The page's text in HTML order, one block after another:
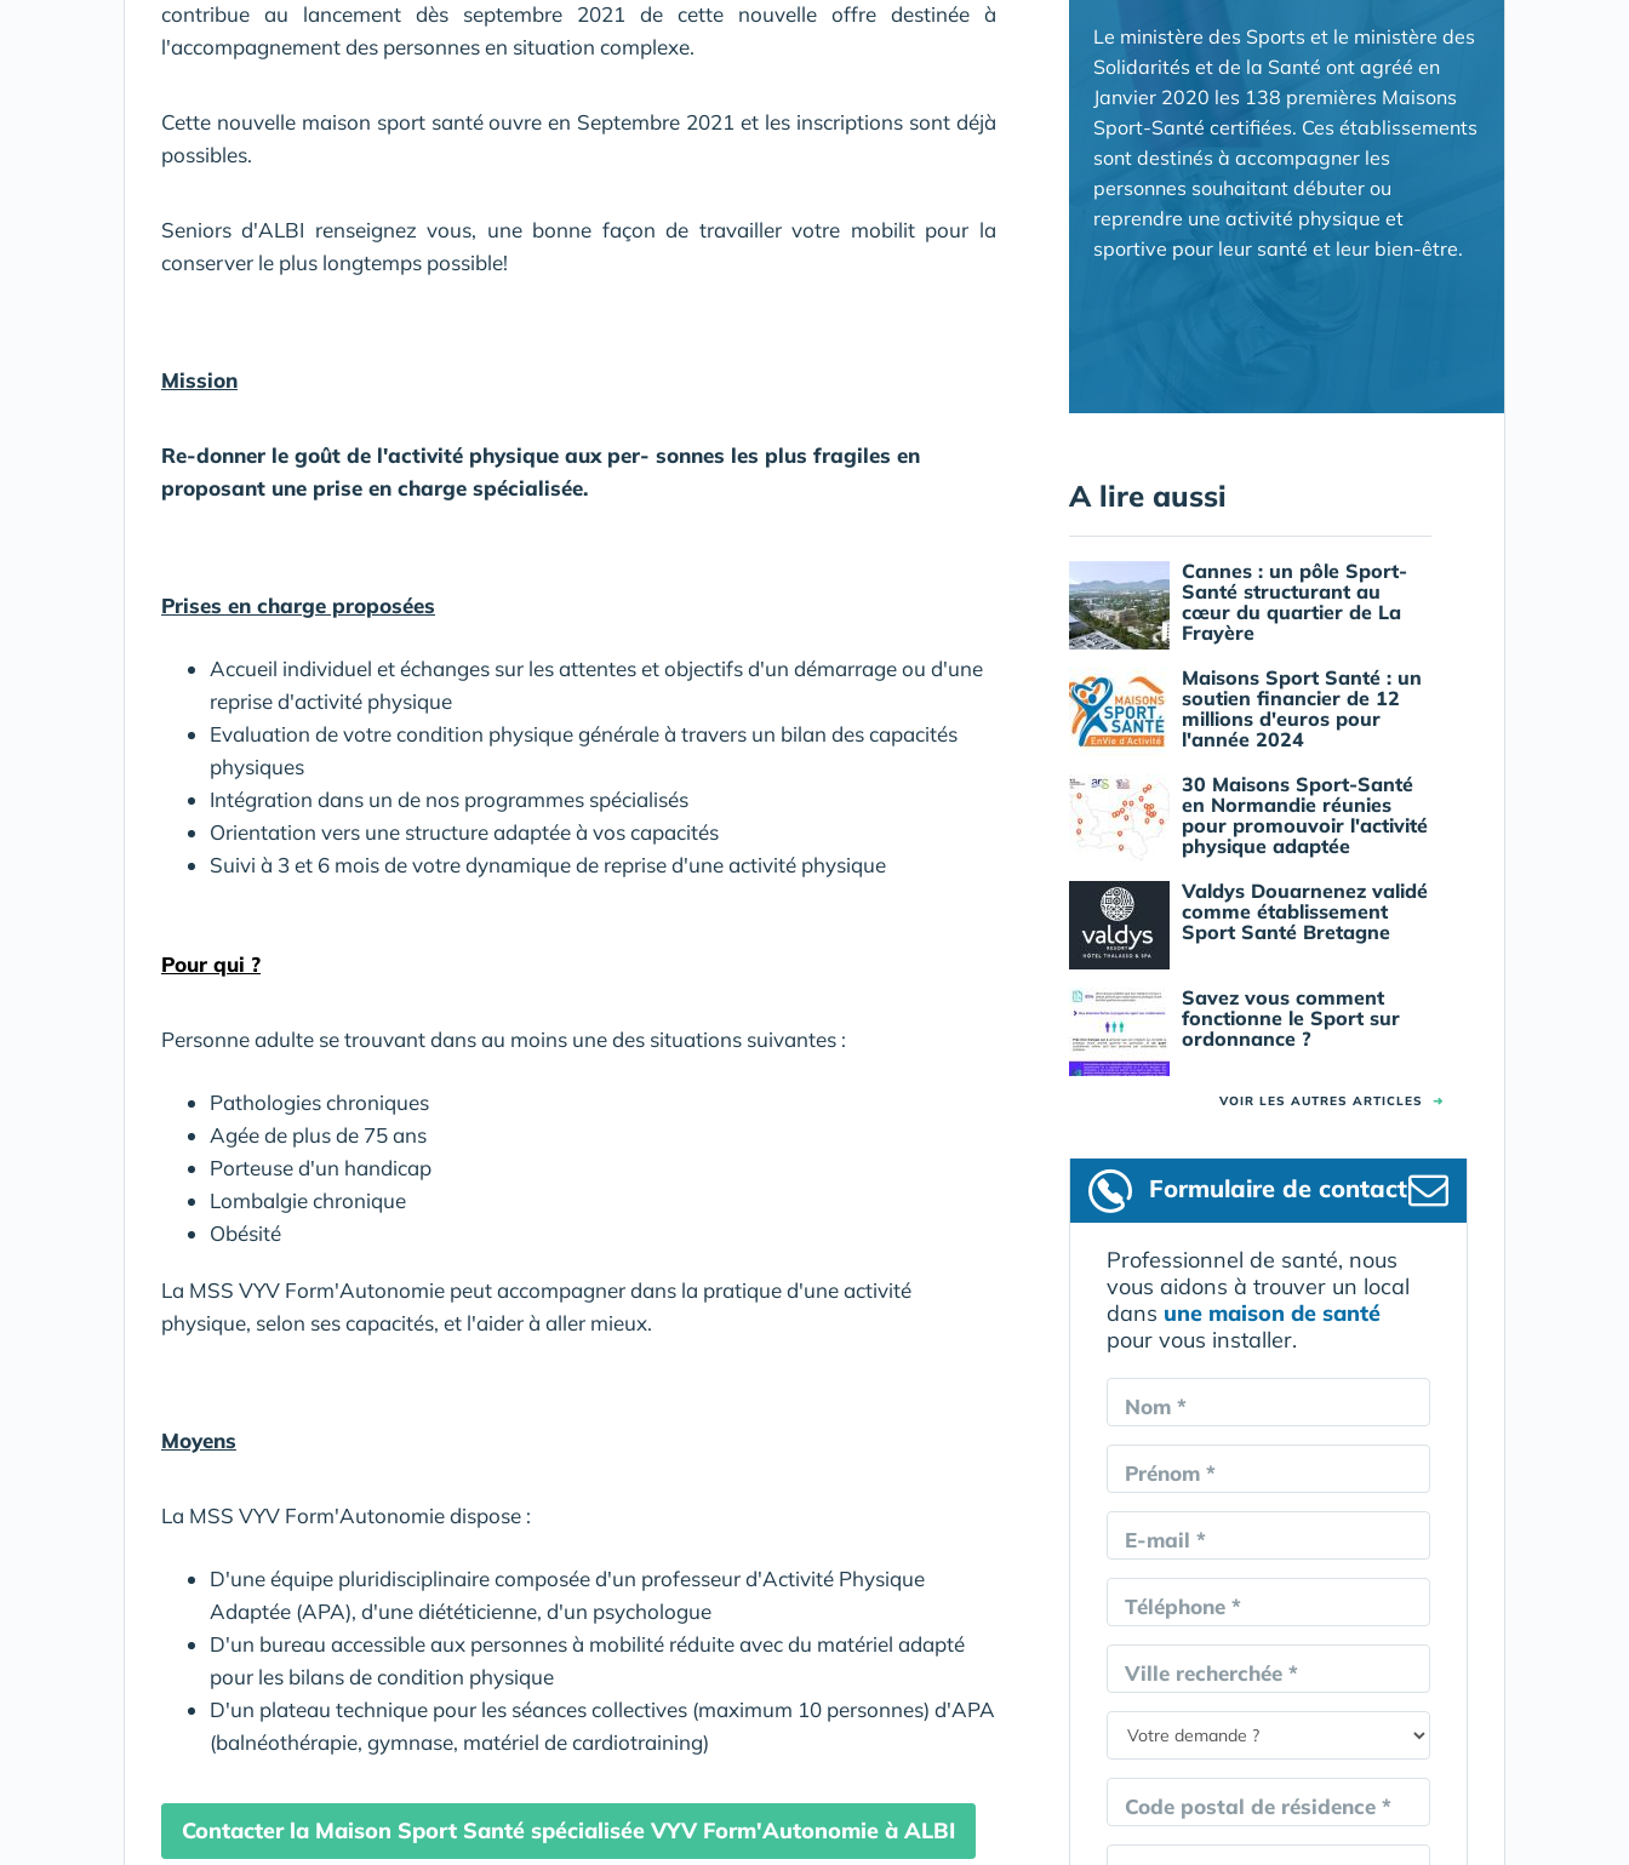
contribue au lancement dès septembre 2021 de cette nouvelle offre destinée à
l'accompagnement des personnes en situation complexe.
Cette nouvelle maison sport santé ouvre en Septembre 2021 et les inscriptions sont déjà
possibles.
Seniors d'ALBI renseignez vous, une bonne façon de travailler votre mobilit pour la
conserver le plus longtemps possible!
Mission
Re-donner le goût de l'activité physique aux per- sonnes les plus fragiles en
proposant une prise en charge spécialisée.
Prises en charge proposées
Accueil individuel et échanges sur les attentes et objectifs d'un démarrage ou d'une
reprise d'activité physique
Evaluation de votre condition physique générale à travers un bilan des capacités
physiques
Intégration dans un de nos programmes spécialisés
Orientation vers une structure adaptée à vos capacités
Suivi à 3 et 6 mois de votre dynamique de reprise d'une activité physique
Pour qui ?
Personne adulte se trouvant dans au moins une des situations suivantes :
Pathologies chroniques
Agée de plus de 75 ans
Porteuse d'un handicap
Lombalgie chronique
Obésité
La MSS VYV Form'Autonomie peut accompagner dans la pratique d'une activité
physique, selon ses capacités, et l'aider à aller mieux.
Moyens
La MSS VYV Form'Autonomie dispose :
D'une équipe pluridisciplinaire composée d'un professeur d'Activité Physique
Adaptée (APA), d'une diététicienne, d'un psychologue
D'un bureau accessible aux personnes à mobilité réduite avec du matériel adapté
pour les bilans de condition physique
D'un plateau technique pour les séances collectives (maximum 10 personnes) d'APA
(balnéothérapie, gymnase, matériel de cardiotraining)
Contacter la Maison Sport Santé spécialisée VYV Form'Autonomie à ALBI
Le ministère des Sports et le ministère des
Solidarités et de la Santé ont agréé en
Janvier 2020 les 138 premières Maisons
Sport-Santé certifiées. Ces établissements
sont destinés à accompagner les
personnes souhaitant débuter ou
reprendre une activité physique et
sportive pour leur santé et leur bien-être.
A lire aussi
Cannes : un pôle Sport-
Santé structurant au
cœur du quartier de La
Frayère
Maisons Sport Santé : un
soutien financier de 12
millions d'euros pour
l'année 2024
30 Maisons Sport-Santé
en Normandie réunies
pour promouvoir l'activité
physique adaptée
Valdys Douarnenez validé
comme établissement
Sport Santé Bretagne
Savez vous comment
fonctionne le Sport sur
ordonnance ?
VOIR LES AUTRES ARTICLES ➜
Formulairede contact
Professionnel de santé, nous
vous aidons à trouver un local
dans une maison de santé
pour vous installer.
Nom *
Prénom *
E-mail *
Téléphone *
Ville recherchée *
Code postal de résidence *